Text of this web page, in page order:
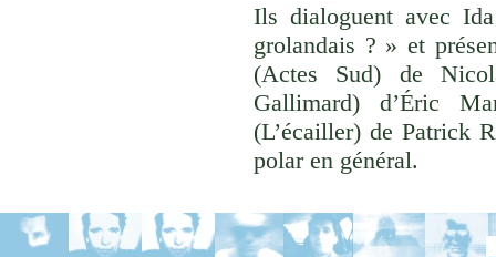
Ils dialoguent avec
grolandais ? » et
(Actes Sud) de
Gallimard) d’Éric
(L’écailler) de Patrick
polar en général.